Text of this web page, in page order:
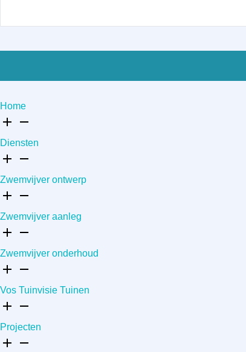
Home
Diensten
Zwemvijver ontwerp
Zwemvijver aanleg
Zwemvijver onderhoud
Vos Tuinvisie Tuinen
Projecten